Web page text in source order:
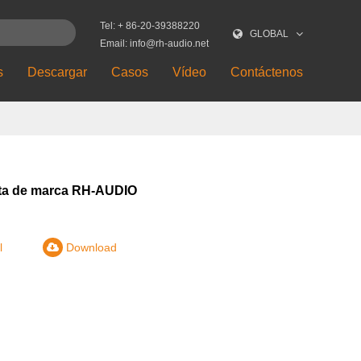
GLOBAL
Tel: + 86-20-39388220
Email: info@rh-audio.net
Descargar Casos Vídeo Contáctenos
de marca RH-AUDIO
Download